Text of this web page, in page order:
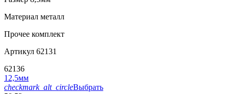
Материал металл
Прочее комплект
Артикул 62131
62136
12,5мм
checkmark_alt_circleВыбрать